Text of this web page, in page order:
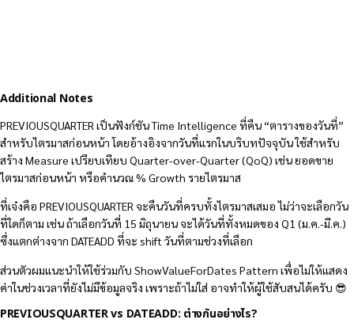
Additional Notes
PREVIOUSQUARTER เป็นฟังก์ชัน Time Intelligence ที่คืน “ตารางของวันที่”
สำหรับไตรมาสก่อนหน้า โดยอ้างอิงจากวันที่แรกในบริบทปัจจุบัน ใช้สำหรับ
สร้าง Measure เปรียบเทียบ Quarter-over-Quarter (QoQ) เช่น ยอดขาย
ไตรมาสก่อนหน้า หรือคำนวณ % Growth รายไตรมาส
ที่เจ๋งคือ PREVIOUSQUARTER จะคืนวันที่ครบทั้งไตรมาสเสมอ ไม่ว่าจะเลือกวัน
ที่ใดก็ตาม เช่น ถ้าเลือกวันที่ 15 มิถุนายน จะได้วันที่ทั้งหมดของ Q1 (ม.ค.-มี.ค.)
ซึ่งแตกต่างจาก DATEADD ที่จะ shift วันที่ตามช่วงที่เลือก
ส่วนตัวผมแนะนำให้ใช้ร่วมกับ ShowValueForDates Pattern เพื่อไม่ให้แสดง
ค่าในช่วงเวลาที่ยังไม่มีข้อมูลจริง เพราะถ้าไม่ใส่ อาจทำให้ผู้ใช้สับสนได้ครับ 😎
PREVIOUSQUARTER vs DATEADD: ต่างกันอย่างไร?